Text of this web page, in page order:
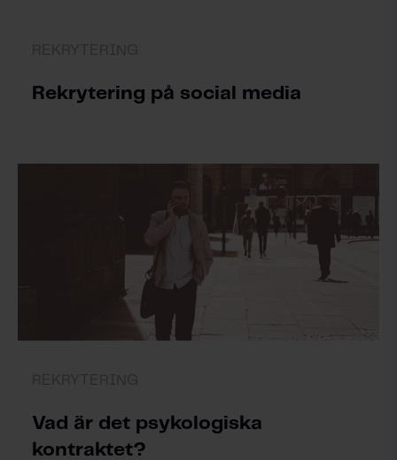
Rekrytering på social media
Vad är det psykologiska
kontraktet?